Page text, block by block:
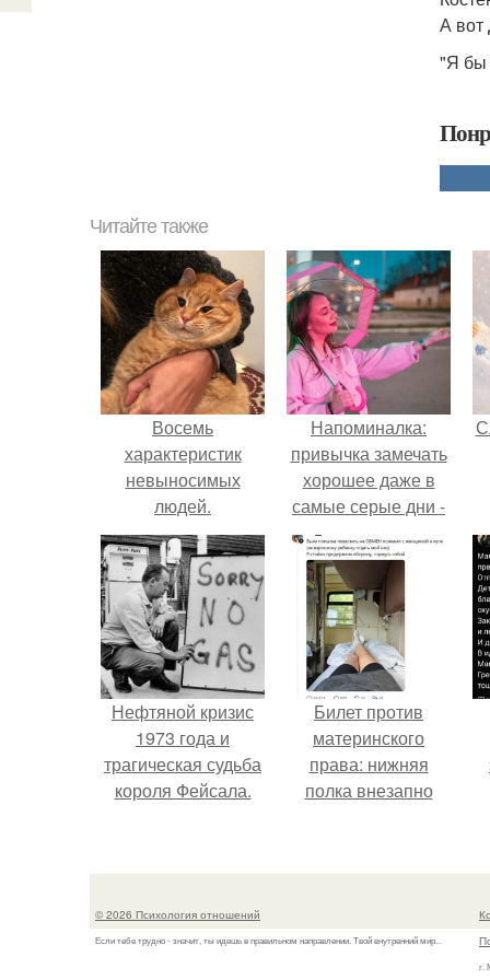
А вот
"Я бы
Читайте также
Восемь
характеристик
невыносимых
людей.
Напоминалка:
привычка замечать
хорошее даже в
самые серые дни -
это не очередная
сказка из книг по
саморазвитию.
Нефтяной кризис
1973 года и
трагическая судьба
короля Фейсала.
Билет против
материнского
права: нижняя
полка внезапно
© 2026 Психология отношений
Если тебе трудно - значит, ты идешь в правильном направлении. Твой внутренний мир...
г.